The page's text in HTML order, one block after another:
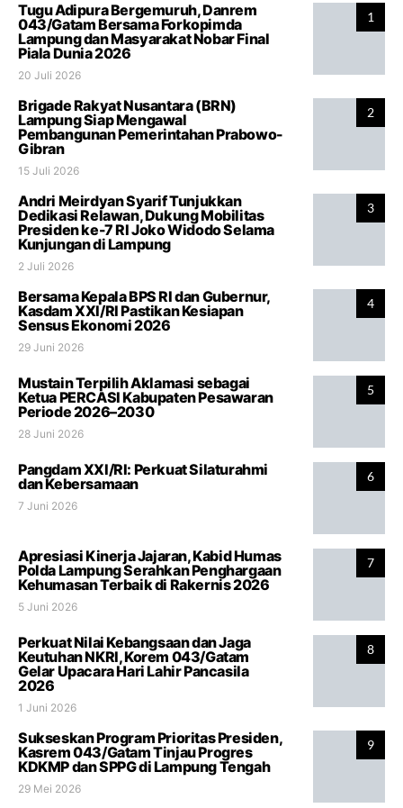
1
Tugu Adipura Bergemuruh, Danrem
043/Gatam Bersama Forkopimda
Lampung dan Masyarakat Nobar Final
Piala Dunia 2026
20 Juli 2026
2
Brigade Rakyat Nusantara (BRN)
Lampung Siap Mengawal
Pembangunan Pemerintahan Prabowo-
Gibran
15 Juli 2026
3
Andri Meirdyan Syarif Tunjukkan
Dedikasi Relawan, Dukung Mobilitas
Presiden ke-7 RI Joko Widodo Selama
Kunjungan di Lampung
2 Juli 2026
4
Bersama Kepala BPS RI dan Gubernur,
Kasdam XXI/RI Pastikan Kesiapan
Sensus Ekonomi 2026
29 Juni 2026
5
Mustain Terpilih Aklamasi sebagai
Ketua PERCASI Kabupaten Pesawaran
Periode 2026–2030
28 Juni 2026
6
Pangdam XXI/RI: Perkuat Silaturahmi
dan Kebersamaan
7 Juni 2026
7
Apresiasi Kinerja Jajaran, Kabid Humas
Polda Lampung Serahkan Penghargaan
Kehumasan Terbaik di Rakernis 2026
5 Juni 2026
8
Perkuat Nilai Kebangsaan dan Jaga
Keutuhan NKRI, Korem 043/Gatam
Gelar Upacara Hari Lahir Pancasila
2026
1 Juni 2026
9
Sukseskan Program Prioritas Presiden,
Kasrem 043/Gatam Tinjau Progres
KDKMP dan SPPG di Lampung Tengah
29 Mei 2026